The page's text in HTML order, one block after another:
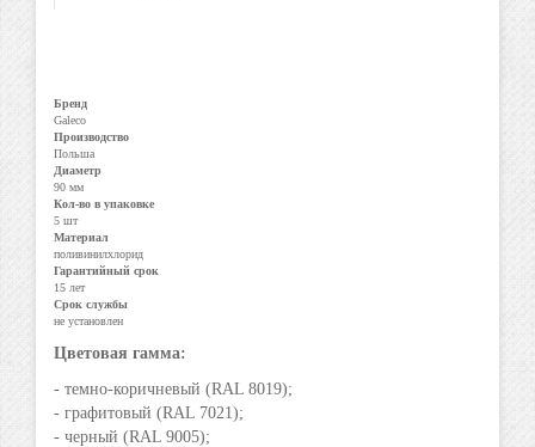
Бренд
Galeco
Производство
Польша
Диаметр
90 мм
Кол-во в упаковке
5 шт
Материал
поливинилхлорид
Гарантийный срок
15 лет
Срок службы
не установлен
Цветовая гамма:
- темно-коричневый (RAL 8019);
- графитовый (RAL 7021);
- черный (RAL 9005);